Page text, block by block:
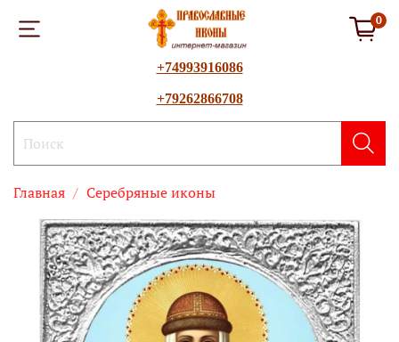
0
+74993916086
+79262866708
Главная Серебряные иконы